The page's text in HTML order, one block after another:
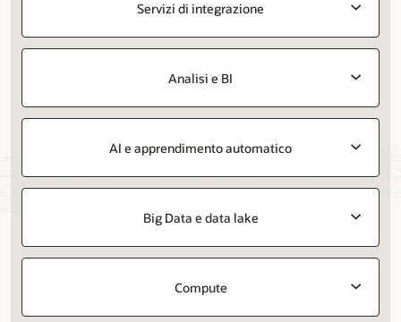
Servizi di integrazione
Analisi e BI
AI e apprendimento automatico
Big Data e data lake
Compute